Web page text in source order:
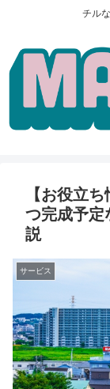
チル
【お役立
つ完成予定
説
サービス